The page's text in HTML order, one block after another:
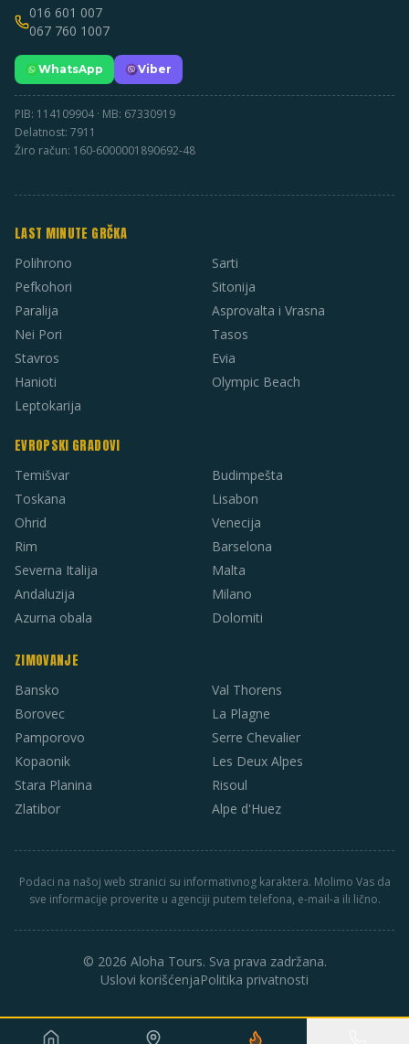
016 601 007
067 760 1007
WhatsApp Viber
PIB: 114109904 · MB: 67330919
Delatnost: 7911
Žiro račun: 160-6000001890692-48
LAST MINUTE GRČKA
Polihrono
Pefkohori
Paralija
Nei Pori
Stavros
Hanioti
Leptokarija
Sarti
Sitonija
Asprovalta i Vrasna
Tasos
Evia
Olympic Beach
EVROPSKI GRADOVI
Temišvar
Toskana
Ohrid
Rim
Severna Italija
Andaluzija
Azurna obala
Budimpešta
Lisabon
Venecija
Barselona
Malta
Milano
Dolomiti
ZIMOVANJE
Bansko
Borovec
Pamporovo
Kopaonik
Stara Planina
Zlatibor
Val Thorens
La Plagne
Serre Chevalier
Les Deux Alpes
Risoul
Alpe d'Huez
Podaci na našoj web stranici su informativnog karaktera. Molimo Vas da
sve informacije proverite u agenciji putem telefona, e-mail-a ili lično.
© 2026 Aloha Tours. Sva prava zadržana.
Uslovi korišćenjaPolitika privatnosti